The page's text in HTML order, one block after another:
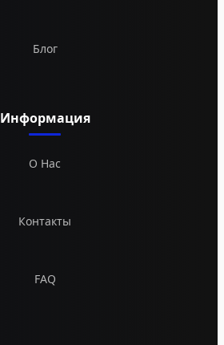
Блог
Информация
О Нас
Контакты
FAQ